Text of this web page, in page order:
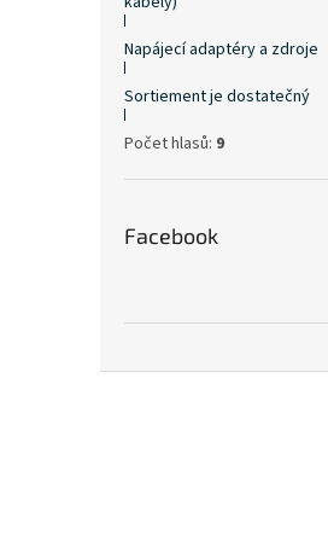
Napájecí adaptéry a zdroje
Sortiement je dostatečný
Počet hlasů: 9
Facebook